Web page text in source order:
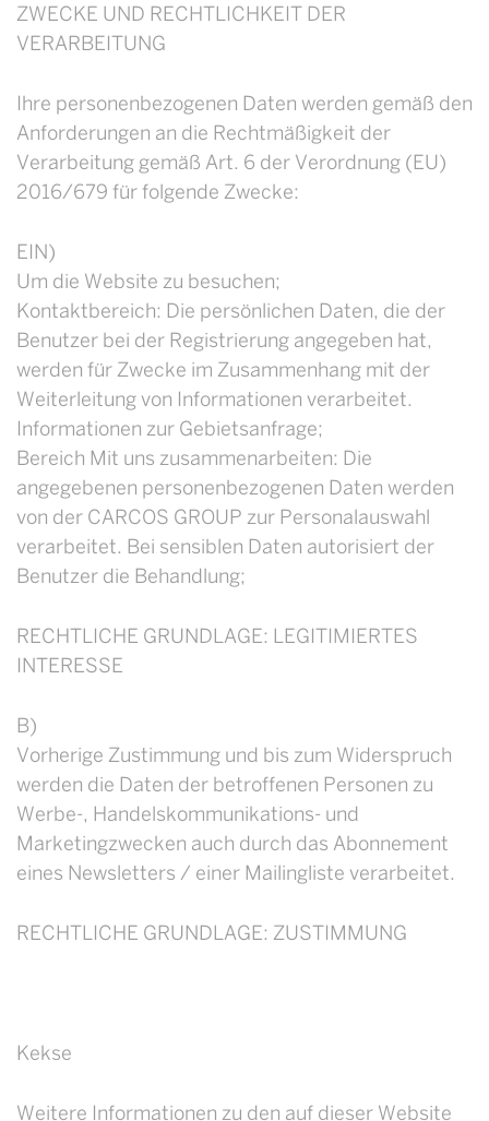
ZWECKE UND RECHTLICHKEIT DER
VERARBEITUNG
Ihre personenbezogenen Daten werden gemäß den
Anforderungen an die Rechtmäßigkeit der
Verarbeitung gemäß Art. 6 der Verordnung (EU)
2016/679 für folgende Zwecke:
EIN)
Um die Website zu besuchen;
Kontaktbereich: Die persönlichen Daten, die der
Benutzer bei der Registrierung angegeben hat,
werden für Zwecke im Zusammenhang mit der
Weiterleitung von Informationen verarbeitet.
Informationen zur Gebietsanfrage;
Bereich Mit uns zusammenarbeiten: Die
angegebenen personenbezogenen Daten werden
von der CARCOS GROUP zur Personalauswahl
verarbeitet. Bei sensiblen Daten autorisiert der
Benutzer die Behandlung;
RECHTLICHE GRUNDLAGE: LEGITIMIERTES
INTERESSE
B)
Vorherige Zustimmung und bis zum Widerspruch
werden die Daten der betroffenen Personen zu
Werbe-, Handelskommunikations- und
Marketingzwecken auch durch das Abonnement
eines Newsletters / einer Mailingliste verarbeitet.
RECHTLICHE GRUNDLAGE: ZUSTIMMUNG
Kekse
Weitere Informationen zu den auf dieser Website